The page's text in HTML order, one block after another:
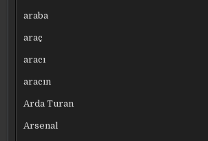
araba
araç
aracı
aracın
Arda Turan
Arsenal